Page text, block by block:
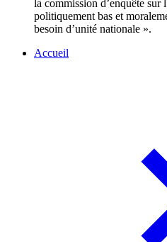
la commission d’enquête sur
politiquement bas et
besoin d’unité nationale ».
Accueil